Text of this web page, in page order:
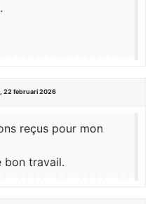
22 februari 2026
reçus pour mon
bon travail.